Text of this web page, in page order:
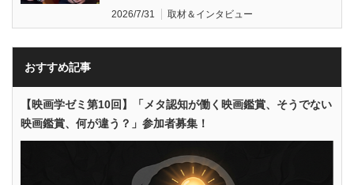
2026/7/31 取材＆インタビュー
おすすめ記事
【映画学ゼミ第10回】「メタ認知が働く映画鑑賞、そうでない
映画鑑賞、何が違う？」参加者募集！